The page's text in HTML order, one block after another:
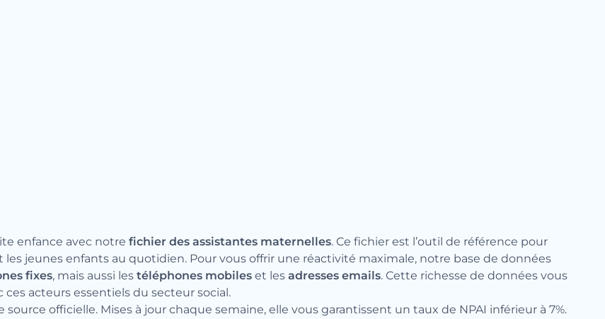
enfance avec notre fichier des assistantes maternelles. Ce fichier est l’outil de référence pour
jeunes enfants au quotidien. Pour vous offrir une réactivité maximale, notre base de données
fixes, mais aussi les téléphones mobiles et les adresses emails. Cette richesse de données vous
acteurs essentiels du secteur social.
officielle. Mises à jour chaque semaine, elle vous garantissent un taux de NPAI inférieur à 7%.